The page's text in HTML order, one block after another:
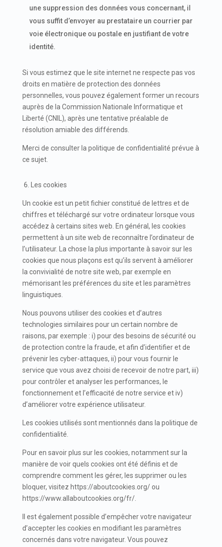
une suppression des données vous concernant, il
vous suffit d’envoyer au prestataire un courrier par
voie électronique ou postale en justifiant de votre
identité.
Si vous estimez que le site internet ne respecte pas vos
droits en matière de protection des données
personnelles, vous pouvez également former un recours
auprès de la Commission Nationale Informatique et
Liberté (CNIL), après une tentative préalable de
résolution amiable des différends.
Merci de consulter la politique de confidentialité prévue à
ce sujet.
6. Les cookies
Un cookie est un petit fichier constitué de lettres et de
chiffres et téléchargé sur votre ordinateur lorsque vous
accédez à certains sites web. En général, les cookies
permettent à un site web de reconnaître l’ordinateur de
l’utilisateur. La chose la plus importante à savoir sur les
cookies que nous plaçons est qu’ils servent à améliorer
la convivialité de notre site web, par exemple en
mémorisant les préférences du site et les paramètres
linguistiques.
Nous pouvons utiliser des cookies et d’autres
technologies similaires pour un certain nombre de
raisons, par exemple : i) pour des besoins de sécurité ou
de protection contre la fraude, et afin d’identifier et de
prévenir les cyber-attaques, ii) pour vous fournir le
service que vous avez choisi de recevoir de notre part, iii)
pour contrôler et analyser les performances, le
fonctionnement et l’efficacité de notre service et iv)
d’améliorer votre expérience utilisateur.
Les cookies utilisés sont mentionnés dans la politique de
confidentialité.
Pour en savoir plus sur les cookies, notamment sur la
manière de voir quels cookies ont été définis et de
comprendre comment les gérer, les supprimer ou les
bloquer, visitez https://aboutcookies.org/ ou
https://www.allaboutcookies.org/fr/.
Il est également possible d’empêcher votre navigateur
d’accepter les cookies en modifiant les paramètres
concernés dans votre navigateur. Vous pouvez